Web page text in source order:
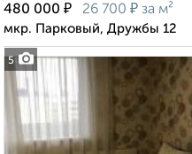
5
480 000 ₽ 26 700 ₽ за м²
мкр. Парковый, Дружбы 12